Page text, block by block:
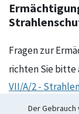
Der
Fragen zur
richten Sie bitte
VII/A/2 -